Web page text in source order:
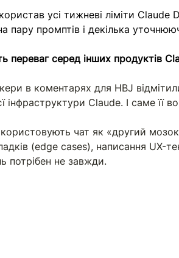
усі тижневі ліміти
пару промптів і декілька
переваг серед інших продуктів
в коментарях для HBJ
інфраструктури Claude. І саме її
чат як «другий
(edge cases), написання UX-
потрібен не завжди.